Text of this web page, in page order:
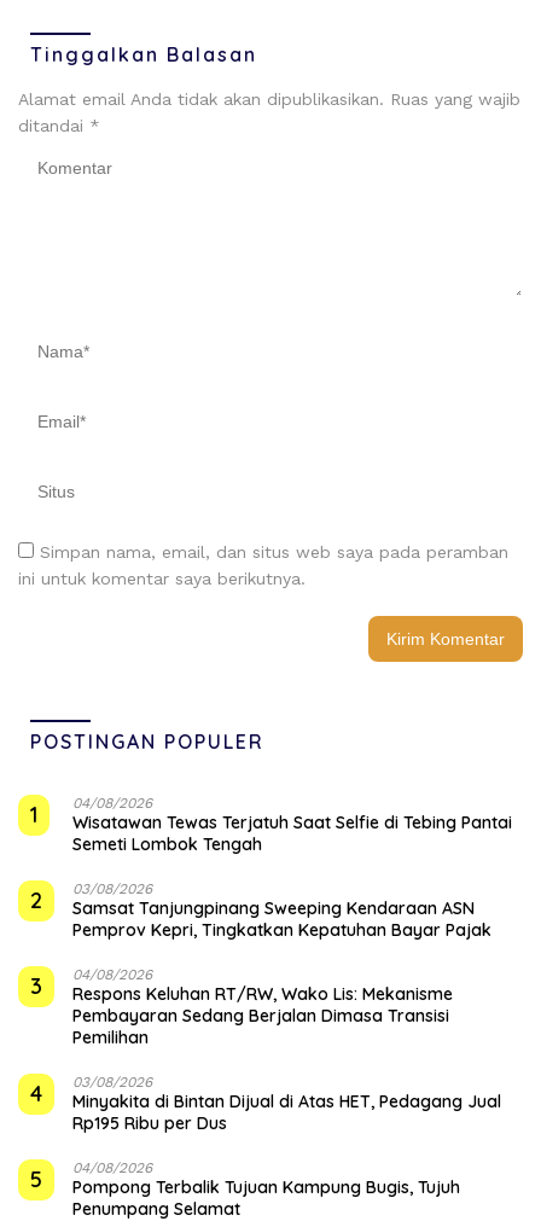
Tinggalkan Balasan
Alamat email Anda tidak akan dipublikasikan. Ruas yang wajib
ditandai *
Simpan nama, email, dan situs web saya pada peramban
ini untuk komentar saya berikutnya.
POSTINGAN POPULER
1 04/08/2026
Wisatawan Tewas Terjatuh Saat Selfie di Tebing Pantai
Semeti Lombok Tengah
2 03/08/2026
Samsat Tanjungpinang Sweeping Kendaraan ASN
Pemprov Kepri, Tingkatkan Kepatuhan Bayar Pajak
3 04/08/2026
‎Respons Keluhan RT/RW, Wako Lis: Mekanisme
Pembayaran Sedang Berjalan Dimasa Transisi
Pemilihan
4 03/08/2026
Minyakita di Bintan Dijual di Atas HET, Pedagang Jual
Rp195 Ribu per Dus
5 04/08/2026
Pompong Terbalik Tujuan Kampung Bugis, Tujuh
Penumpang Selamat